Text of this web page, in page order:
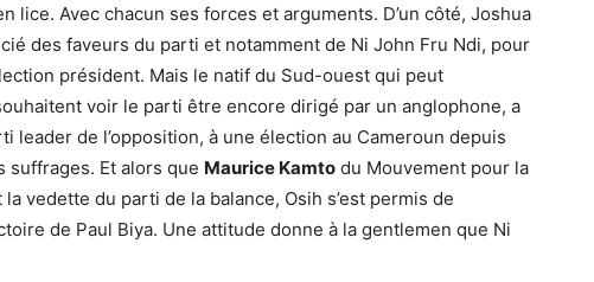
lice. Avec chacun ses forces et arguments. D’un côté, Joshua
des faveurs du parti et notamment de Ni John Fru Ndi, pour
président. Mais le natif du Sud-ouest qui peut
voir le parti être encore dirigé par un anglophone, a
leader de l’opposition, à une élection au Cameroun depuis
suffrages. Et alors que Maurice Kamto du Mouvement pour la
vedette du parti de la balance, Osih s’est permis de
de Paul Biya. Une attitude donne à la gentlemen que Ni